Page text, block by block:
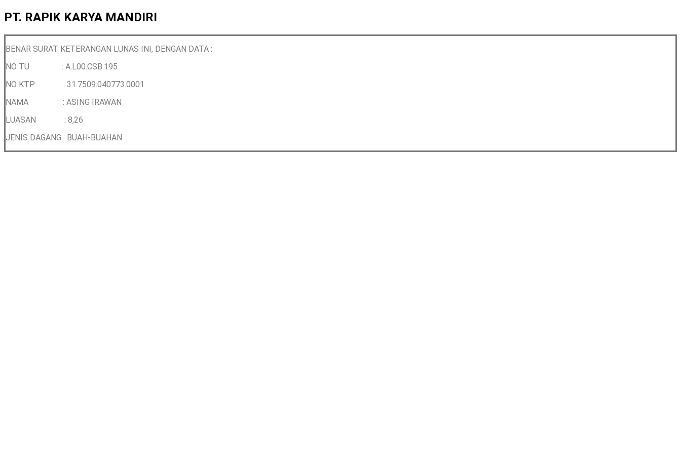
PT. RAPIK KARYA MANDIRI
BENAR SURAT KETERANGAN LUNAS INI, DENGAN DATA :
NO TU : A.L00.CSB.195
NO KTP : 31.7509.040773.0001
NAMA : ASING IRAWAN
LUASAN : 8,26
JENIS DAGANG : BUAH-BUAHAN